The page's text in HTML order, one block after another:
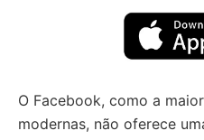
O Facebook, como a
modernas, não oferece